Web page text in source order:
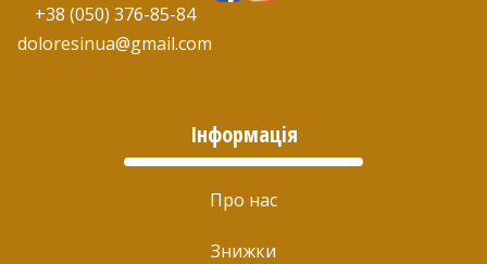
+38 (050) 376-85-84
doloresinua@gmail.com
Інформація
Про нас
Знижки